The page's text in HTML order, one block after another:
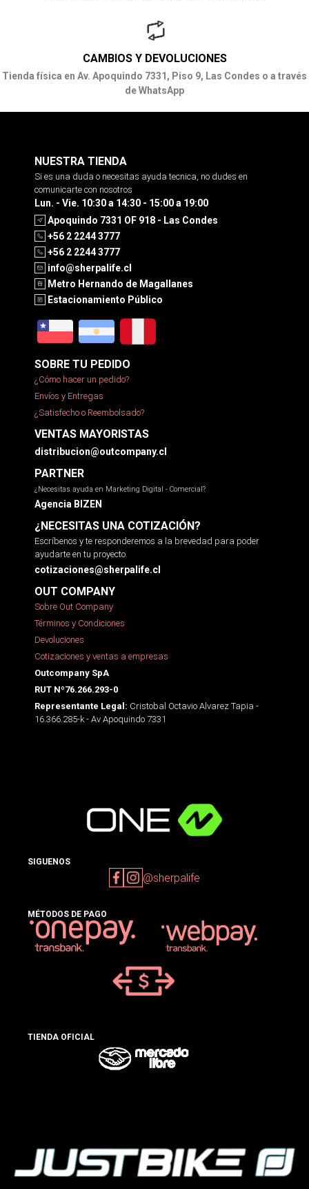
CAMBIOS Y DEVOLUCIONES
Tienda física en Av. Apoquindo 7331, Piso 9, Las Condes o a través
de WhatsApp
NUESTRA TIENDA
Si es una duda o necesitas ayuda tecnica, no dudes en
comunicarte con nosotros
Lun. - Vie. 10:30 a 14:30 - 15:00 a 19:00
Apoquindo 7331 OF 918 - Las Condes
+56 2 2244 3777
+56 2 2244 3777
info@sherpalife.cl
Metro Hernando de Magallanes
Estacionamiento Público
SOBRE TU PEDIDO
¿Cómo hacer un pedido?
Envíos y Entregas
¿Satisfecho o Reembolsado?
VENTAS MAYORISTAS
distribucion@outcompany.cl
PARTNER
¿Necesitas ayuda en Marketing Digital - Comercial?
Agencia BIZEN
¿NECESITAS UNA COTIZACIÓN?
Escríbenos y te responderemos a la brevedad para poder
ayudarte en tu proyecto.
cotizaciones@sherpalife.cl
OUT COMPANY
Sobre Out Company
Términos y Condiciones
Devoluciones
Cotizaciones y ventas a empresas
Outcompany SpA
RUT Nº76.266.293-0
Representante Legal: Cristobal Octavio Alvarez Tapia -
16.366.285-k - Av Apoquindo 7331
SIGUENOS
@sherpalife
MÉTODOS DE PAGO
TIENDA OFICIAL